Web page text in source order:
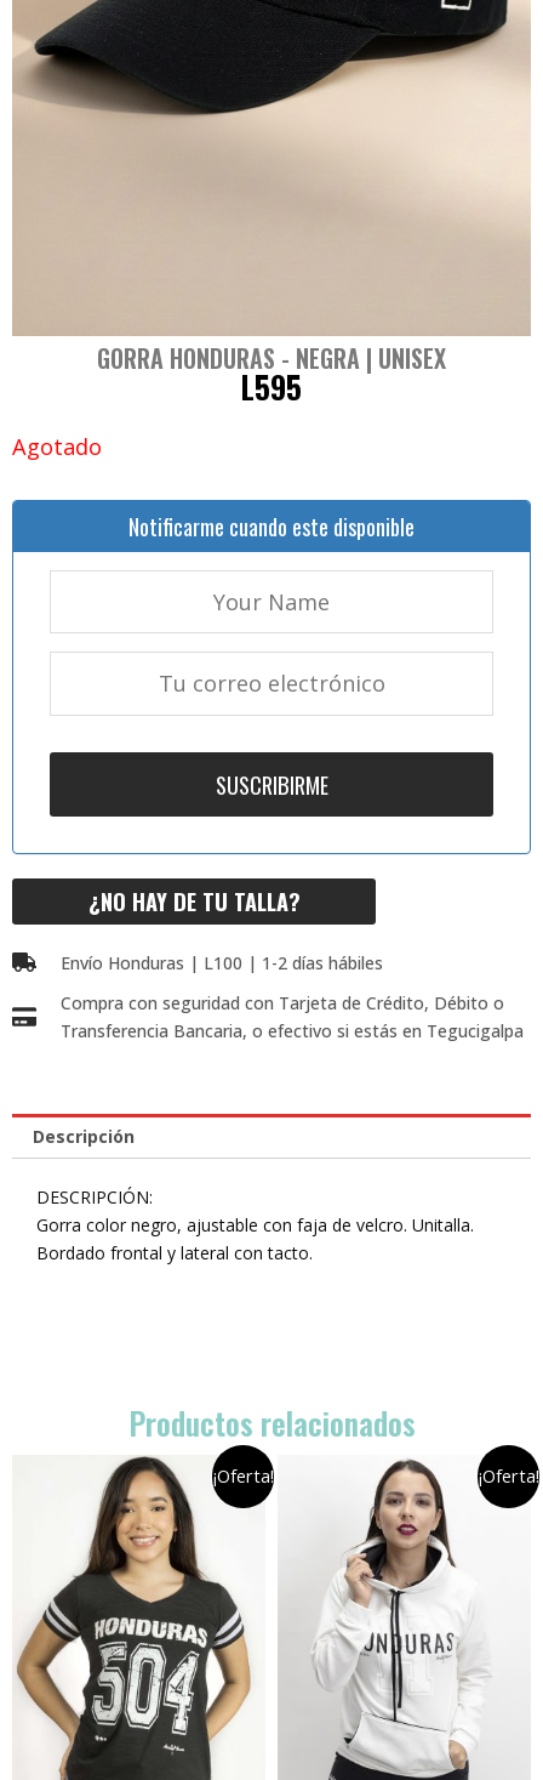
GORRA HONDURAS - NEGRA | UNISEX
L595
Agotado
Notificarme cuando este disponible
¿NO HAY DE TU TALLA?
Envío Honduras | L100 | 1-2 días hábiles
Compra con seguridad con Tarjeta de Crédito, Débito o
Transferencia Bancaria, o efectivo si estás en Tegucigalpa
Descripción
DESCRIPCIÓN:
Gorra color negro, ajustable con faja de velcro. Unitalla.
Bordado frontal y lateral con tacto.
Productos relacionados
¡Oferta! ¡Oferta!